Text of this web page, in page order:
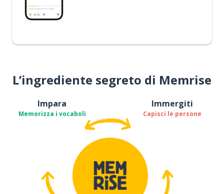
L’ingrediente segreto di Memrise
Impara
Memorizza i vocaboli
Immergiti
Capisci le persone